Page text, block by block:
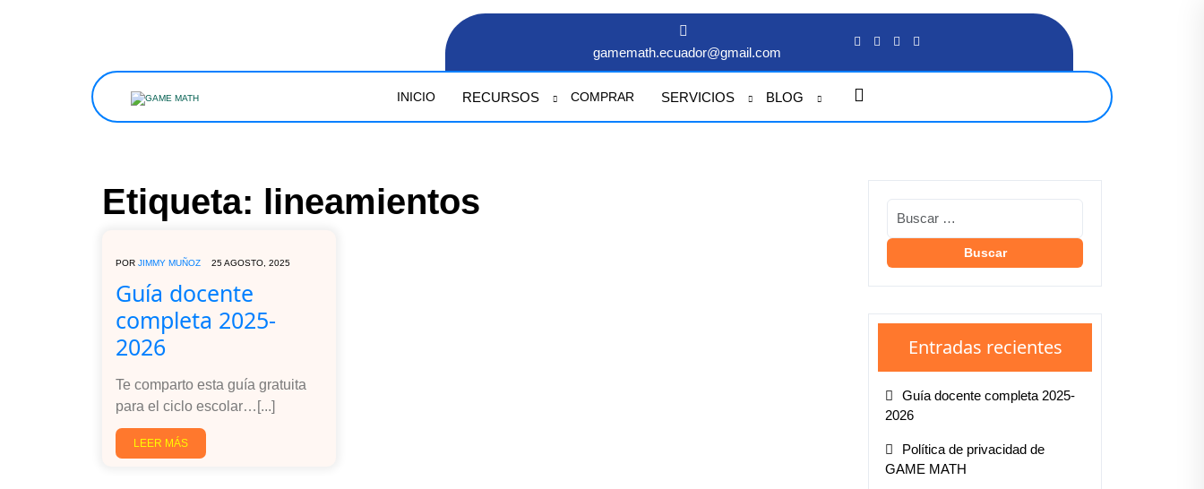
gamemath.ecuador@gmail.com
INICIO RECURSOS COMPRAR SERVICIOS BLOG
Etiqueta: lineamientos
POR JIMMY MUÑOZ 25 AGOSTO, 2025
Guía docente
completa 2025-
2026
Te comparto esta guía gratuita
para el ciclo escolar…[...]
LEER MÁS
Entradas recientes
Guía docente completa 2025-
2026
Política de privacidad de
GAME MATH